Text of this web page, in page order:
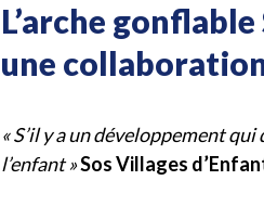
L’arche
une
« S’il y a un développement
l’enfant »Sos Villages